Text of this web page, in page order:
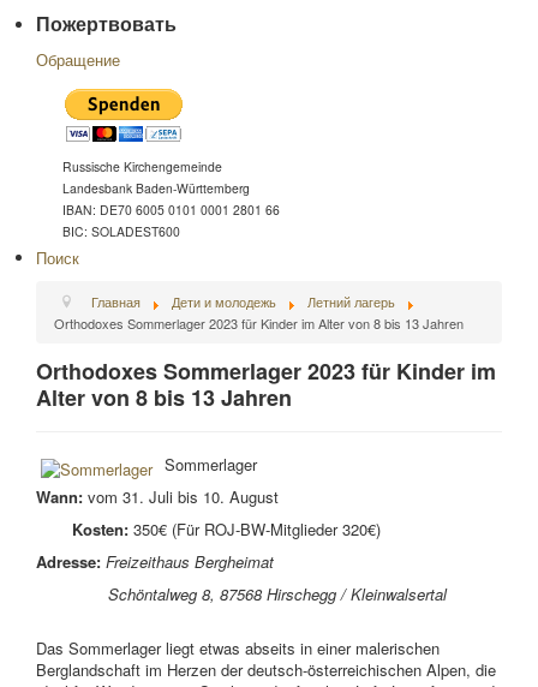
Пожертвовать
Обращение
Russische Kirchengemeinde
Landesbank Baden-Württemberg
IBAN: DE70 6005 0101 0001 2801 66
BIC: SOLADEST600
Поиск
Главная Дети и молодежь
Летний лагерь
Orthodoxes Sommerlager 2023 für Kinder im Alter von 8 bis 13 Jahren
Orthodoxes Sommerlager 2023 für Kinder im
Alter von 8 bis 13 Jahren
Sommerlager
Wann: vom 31. Juli bis 10. August
Kosten: 350€ (Für ROJ-BW-Mitglieder 320€)
Adresse: Freizeithaus Bergheimat
Schöntalweg 8, 87568 Hirschegg / Kleinwalsertal
Das Sommerlager liegt etwas abseits in einer malerischen
Berglandschaft im Herzen der deutsch-österreichischen Alpen, die